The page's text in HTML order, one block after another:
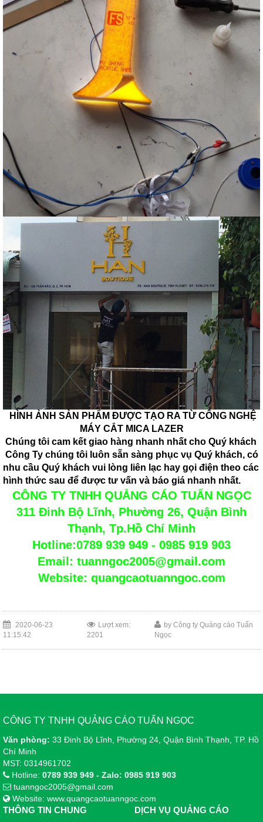
HÌNH ẢNH SẢN PHẨM ĐƯỢC TẠO RA TỪ CÔNG NGHỆ
MÁY CẮT MICA LAZER
Chúng tôi cam kết giao hàng nhanh nhất cho Quý khách
Công Ty chúng tôi luôn sẵn sàng phục vụ Quý khách, có
nhu cầu Quý khách vui lòng liên lạc hay gọi điện theo các
hình thức sau để được tư vấn và báo giá nhanh nhất.
CÔNG TY TNHH QUẢNG CÁO TUẤN NGỌC
311 Đinh Bộ Lĩnh, Phường 26, Quận Bình
Thạnh, Tp.Hồ Chí Minh
Hotline:0789 939 949 - 0985 919 903
Email: tuanngoc2005@gmail.com
Website: quangcaotuanngoc.com
2020-06-23
11:15:42
Lượt xem:
2201
by Công ty Quảng cáo Tuấn
Ngọc
CÔNG TY TNHH QUẢNG CÁO TUẤN NGỌC
Văn phòng: 33 Đinh Bộ Lĩnh, Phường 24, Quận Bình Thạnh, TP. Hồ
Chí Minh
MST: 0314961702
Hotline: 0789 939 949 - Zalo: 0985 919 903
tuanngoc2005@gmail.com
Website: www.quangcaotuanngoc.com
THÔNG TIN CHUNG DỊCH VỤ QUẢNG CÁO